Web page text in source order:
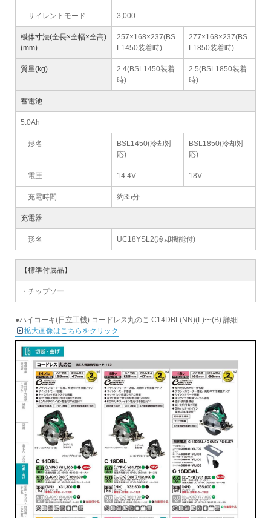
サイレントモード 3,000
機体寸法(全長×全幅×全高)
(mm)
257×168×237(BS
L1450装着時)
277×168×237(BS
L1850装着時)
質量(kg)
2.4(BSL1450装着
時)
2.5(BSL1850装着
時)
蓄電池
5.0Ah
形名
BSL1450(冷却対
応)
BSL1850(冷却対
応)
電圧 14.4V 18V
充電時間 約35分
充電器
形名 UC18YSL2(冷却機能付)
【標準付属品】
・チップソー
●ハイコーキ(日立工機) コードレス丸のこ C14DBL(NN)(L)〜(B) 詳細
拡大画像はこちらをクリック